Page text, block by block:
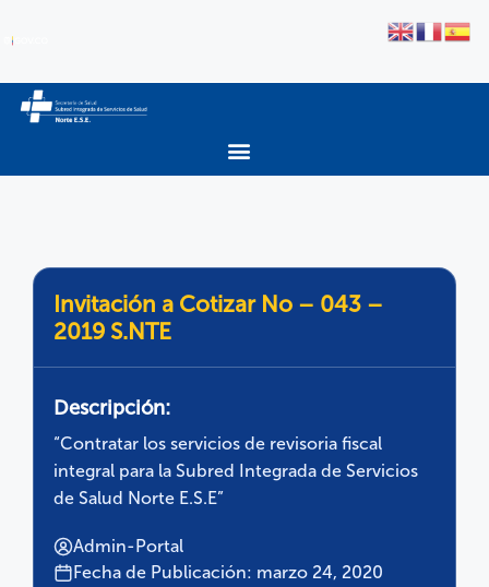
Invitación a Cotizar No – 043 –
2019 S.NTE
Descripción:
“Contratar los servicios de revisoria fiscal
integral para la Subred Integrada de Servicios
de Salud Norte E.S.E”
Admin-Portal
Fecha de Publicación: marzo 24, 2020